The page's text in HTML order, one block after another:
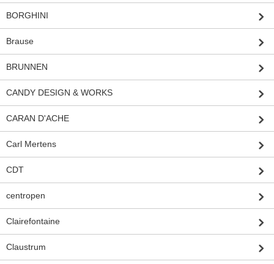
BORGHINI
Brause
BRUNNEN
CANDY DESIGN & WORKS
CARAN D'ACHE
Carl Mertens
CDT
centropen
Clairefontaine
Claustrum